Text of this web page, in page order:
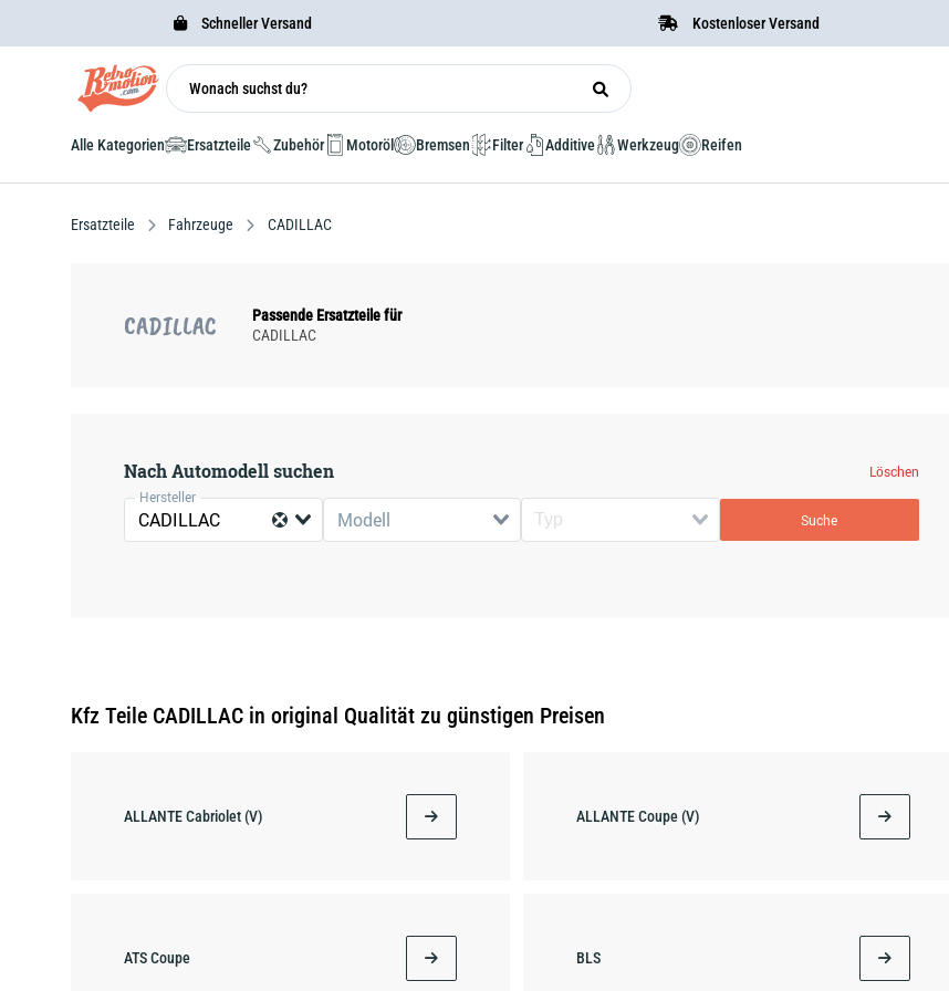
Schneller Versand Kostenloser Versand
Alle Kategorien Ersatzteile Zubehör Motoröl Bremsen Filter Additive Werkzeug Reifen
Ersatzteile Fahrzeuge CADILLAC
CADILLAC
Passende Ersatzteile für
CADILLAC
Nach Automodell suchen
Löschen
Hersteller
CADILLAC Modell Suche
Kfz Teile CADILLAC in original Qualität zu günstigen Preisen
ALLANTE Cabriolet (V) ALLANTE Coupe (V)
ATS Coupe BLS